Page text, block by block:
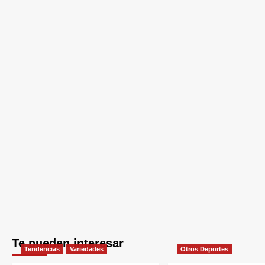
Te pueden interesar
Tendencias Variedades Otros Deportes